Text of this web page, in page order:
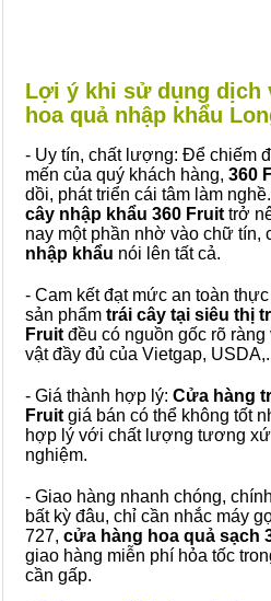
Lợi ý khi sử dụng dịch
hoa quả nhập khẩu
- Uy tín, chất lượng: Để chiếm
mến của quý khách hàng, 360
dồi, phát triển cái tâm làm
cây nhập khẩu 360 Fruit trở
nay một phần nhờ vào chữ tín,
nhập khẩu nói lên tất cả.
- Cam kết đạt mức an toàn
sản phẩm trái cây tại siêu thị
Fruit đều có nguồn gốc rõ
vật đầy đủ của Vietgap,
- Giá thành hợp lý: Cửa hàng
Fruit giá bán có thể không tốt
hợp lý với chất lượng tương
nghiệm.
- Giao hàng nhanh chóng,
bất kỳ đâu, chỉ cần nhắc máy
727, cửa hàng hoa quả sạch
giao hàng miễn phí hỏa tốc
cần gấp.